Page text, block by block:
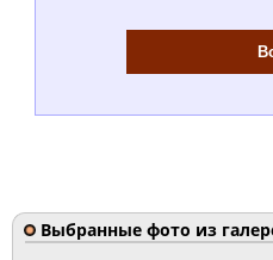
Выбранные фото из